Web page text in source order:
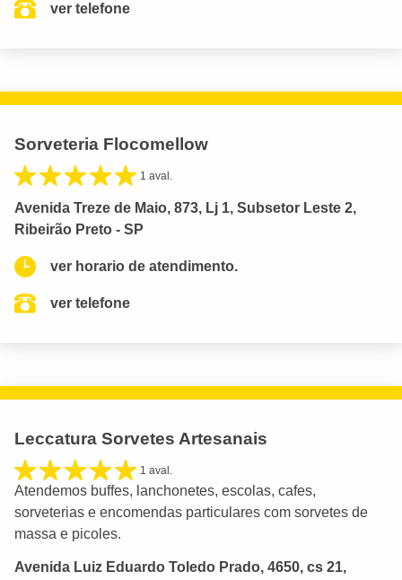
ver telefone
Sorveteria Flocomellow
1 aval.
Avenida Treze de Maio, 873, Lj 1, Subsetor Leste 2,
Ribeirão Preto - SP
ver horario de atendimento.
ver telefone
Leccatura Sorvetes Artesanais
1 aval.
Atendemos buffes, lanchonetes, escolas, cafes,
sorveterias e encomendas particulares com sorvetes de
massa e picoles.
Avenida Luiz Eduardo Toledo Prado, 4650, cs 21,